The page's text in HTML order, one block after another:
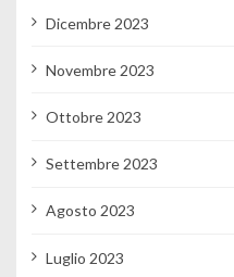
Dicembre 2023
Novembre 2023
Ottobre 2023
Settembre 2023
Agosto 2023
Luglio 2023